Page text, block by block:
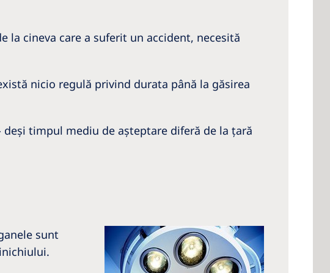
la cineva care a suferit un accident, necesită
nicio regulă privind durata până la găsirea
timpul mediu de aşteptare diferă de la ţară
sunt